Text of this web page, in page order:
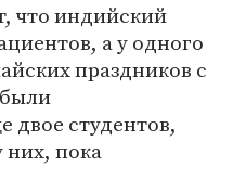
что индийский
а у одного
праздников с
двое студентов,
пока